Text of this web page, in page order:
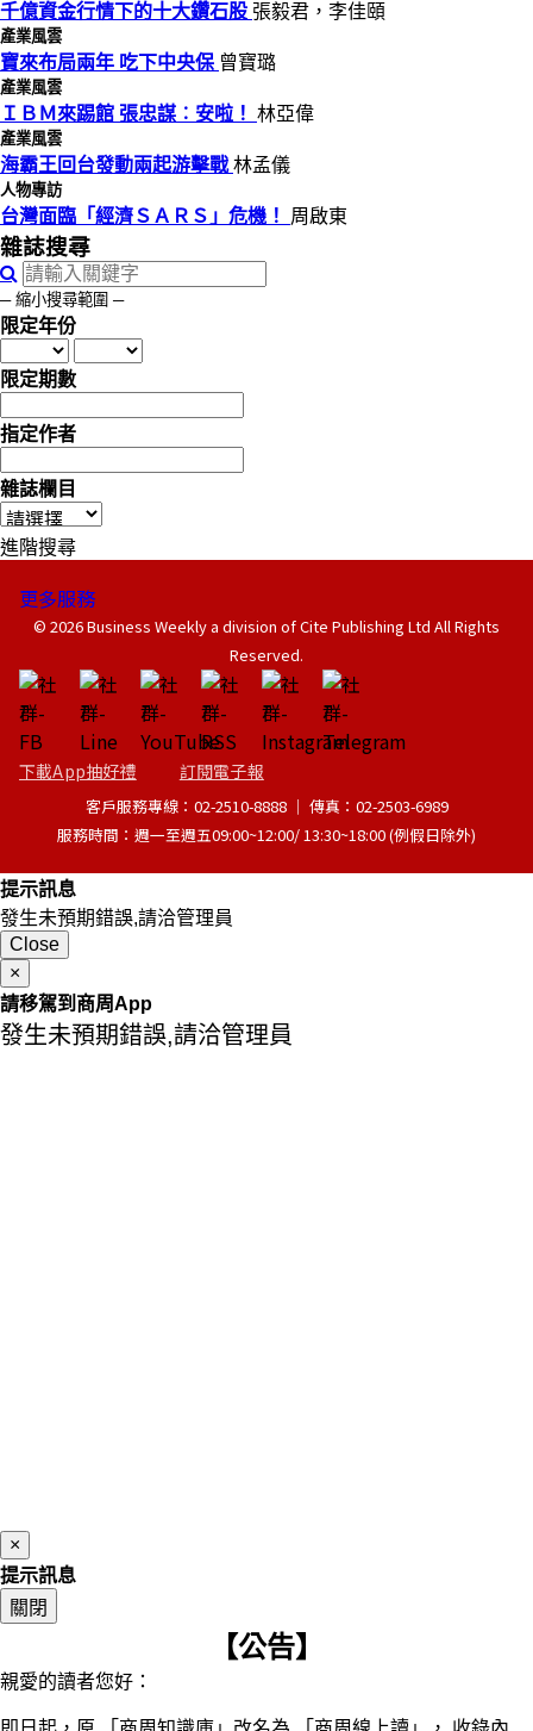
千億資金行情下的十大鑽石股 張毅君，李佳頤
產業風雲
寶來布局兩年 吃下中央保 曾寶璐
產業風雲
ＩＢＭ來踢館 張忠謀︰安啦！ 林亞偉
產業風雲
海霸王回台發動兩起游擊戰林孟儀
人物專訪
台灣面臨「經濟ＳＡＲＳ」危機！ 周啟東
雜誌搜尋
─ 縮小搜尋範圍 ─
限定年份
限定期數
指定作者
雜誌欄目
進階搜尋
更多服務
© 2026 Business Weekly a division of Cite Publishing Ltd All Rights
Reserved.
下載App抽好禮 訂閱電子報
客戶服務專線：02-2510-8888 │ 傳真：02-2503-6989
服務時間：週一至週五09:00~12:00/ 13:30~18:00 (例假日除外)
提示訊息
發生未預期錯誤,請洽管理員
Close
×
請移駕到商周App
發生未預期錯誤,請洽管理員
×
提示訊息
關閉
【公告】
親愛的讀者您好：